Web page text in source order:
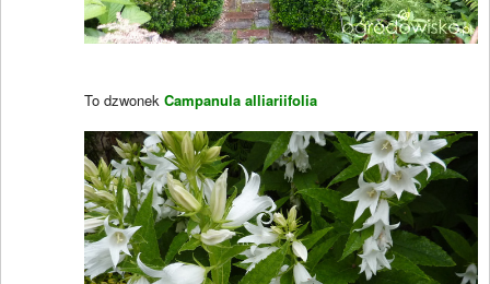
To dzwonek Campanula alliariifolia